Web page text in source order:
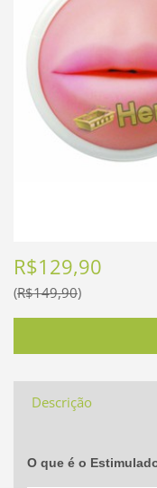
R$129,90
R$149,90
Descrição
O que é o